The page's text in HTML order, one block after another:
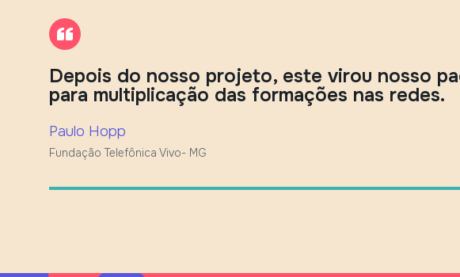
Depois do nosso projeto, este virou nosso
para multiplicação das formações nas redes.
Paulo Hopp
Fundação Telefônica Vivo- MG